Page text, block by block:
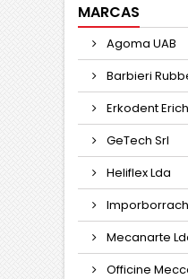
MARCAS
Agoma UAB
Barbieri
Erkodent
GeTech Srl
Heliflex Lda
Mecanarte
Officine